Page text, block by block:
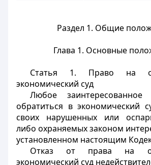
Раздел 1. Общие
Глава 1. Основные
Статья 1. Право на
экономический суд
Любое
обратиться в экономический
своих нарушенных или
либо охраняемых законом
установленном настоящим
Отказ от права на
экономический суд